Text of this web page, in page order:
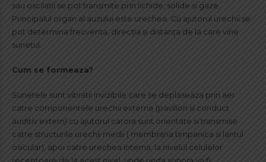
sau oscilații se pot transmite prin lichide, solide și gaze.
Principalul organ al auzului este urechea. Cu ajutorul urechii se
pot determina frecvența, direcția și distanța de la care vine
sunetul.
Cum se formeaza?
Sunetele sunt vibratii invizibile care se deplaseaza prin aer
catre componentele urechii externe (pavilion si conduct
auditiv extern) cu ajutorul carora sunt orientate si transmise
catre structurile urechii medii ( membrana timpanica si lantul
osicular), apoi catre urechea interna, la nivelul celulelor